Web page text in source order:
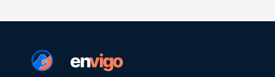
envigo